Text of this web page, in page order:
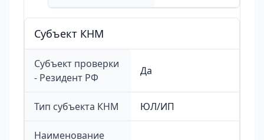
Cубъект КНМ
Субъект проверки
- Резидент РФ
Да
Тип субъекта КНМ ЮЛ/ИП
Наименование